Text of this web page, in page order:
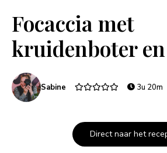
Focaccia met
kruidenboter
Sabine 3u 20m
Direct naar het